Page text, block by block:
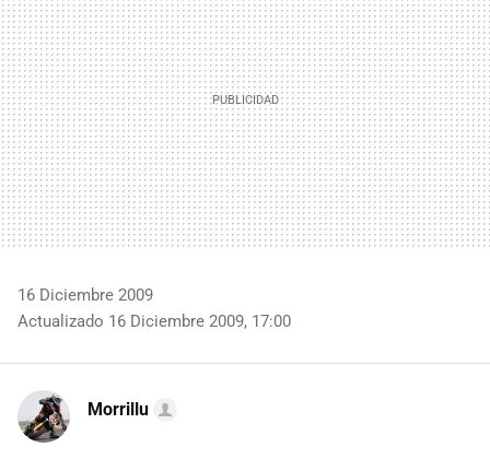
16 Diciembre 2009
Actualizado 16 Diciembre 2009, 17:00
Morrillu